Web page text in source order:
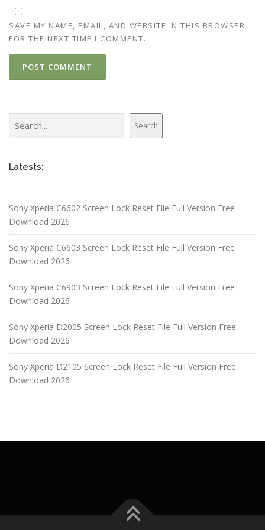
SAVE MY NAME, EMAIL, AND WEBSITE IN THIS BROWSER
FOR THE NEXT TIME I COMMENT.
Search
Latests:
Sony Xperia C6602 Screen Lock Reset File Full Version Free
Download 2026
Sony Xperia C6603 Screen Lock Reset File Full Version Free
Download 2026
Sony Xperia C6903 Screen Lock Reset File Full Version Free
Download 2026
Sony Xperia D2005 Screen Lock Reset File Full Version Free
Download 2026
Sony Xperia D2105 Screen Lock Reset File Full Version Free
Download 2026